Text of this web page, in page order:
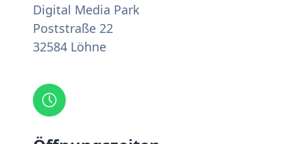
Digital Media Park
Poststraße 22
32584 Löhne